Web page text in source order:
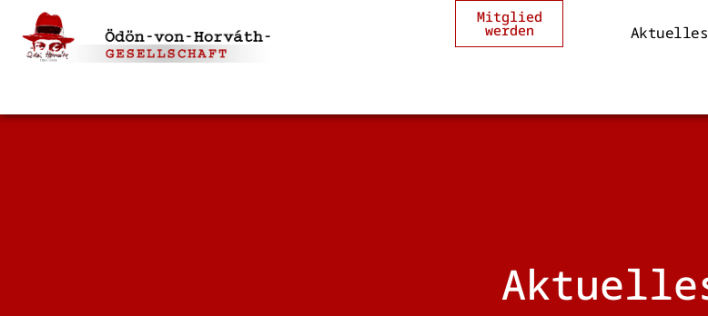
Aktuelles
Mitglied
werden